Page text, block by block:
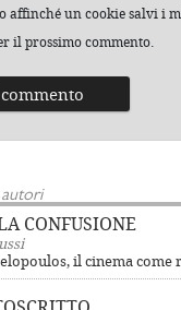
affinché un cookie salvi i
il prossimo commento.
CONFUSIONE
il cinema come